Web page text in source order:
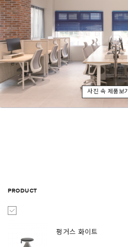
사진 속 제품보기
PRODUCT
펑거스 화이트